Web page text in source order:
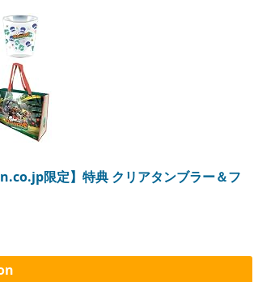
限定】特典 クリアタンブラー＆フ